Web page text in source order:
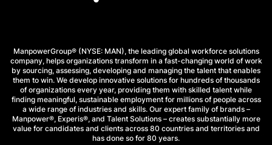
ManpowerGroup® (NYSE: MAN), the leading global workforce solutions
company, helps organizations transform in a fast-changing world of work
by sourcing, assessing, developing and managing the talent that enables
them to win. We develop innovative solutions for hundreds of thousands
of organizations every year, providing them with skilled talent while
finding meaningful, sustainable employment for millions of people across
a wide range of industries and skills. Our expert family of brands –
Manpower®, Experis®, and Talent Solutions – creates substantially more
value for candidates and clients across 80 countries and territories and
has done so for 80 years.